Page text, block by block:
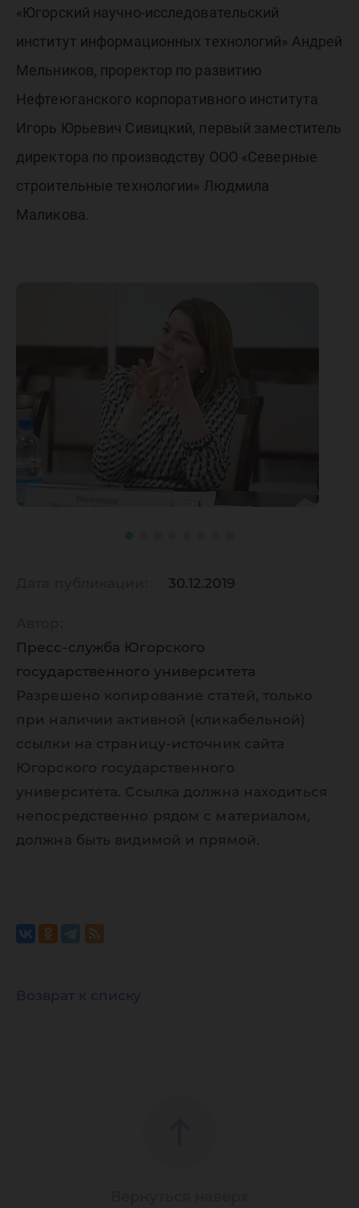
«Югорский научно-исследовательский
институт информационных технологий» Андрей
Мельников, проректор по развитию
Нефтеюганского корпоративного института
Игорь Юрьевич Сивицкий, первый заместитель
директора по производству ООО «Северные
строительные технологии» Людмила
Маликова.
30.12.2019
Пресс-служба Югорского
государственного университета
Разрешено копирование статей, только
при наличии активной (кликабельной)
ссылки на страницу-источник сайта
Югорского государственного
университета. Ссылка должна находиться
непосредственно рядом с материалом,
должна быть видимой и прямой.
Возврат к списку